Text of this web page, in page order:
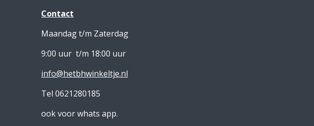
Contact
Maandag t/m Zaterdag
9:00 uur t/m 18:00 uur
info@hetbhwinkeltje.nl
Tel 0621280185
ook voor whats app.